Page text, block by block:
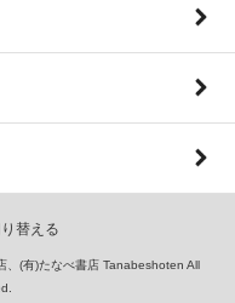
替える
、(有)たなべ書店 Tanabeshoten All